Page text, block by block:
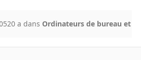
20 a dans Ordinateurs de bureau et